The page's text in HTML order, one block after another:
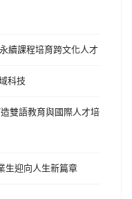
續課程培育跨文化人才
科技
雙語教育與國際人才培
生迎向人生新篇章